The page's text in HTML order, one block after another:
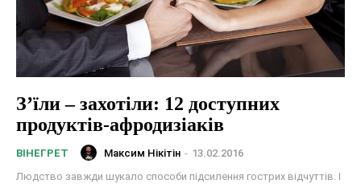
З’їли – захотіли: 12 доступних
продуктів-афродизіаків
ВІНЕГРЕТ Максим Нікітін - 13.02.2016
Людство завжди шукало способи підсилення гострих відчуттів. І